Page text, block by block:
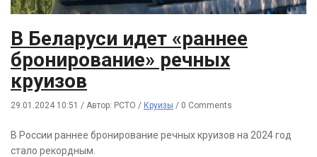
В Беларуси идет «раннее
бронирование» речных
круизов
29.01.2024 10:51 / Автор: РСТО / Круизы / 0 Comments
В России раннее бронирование речных круизов на 2024 год
стало рекордным.